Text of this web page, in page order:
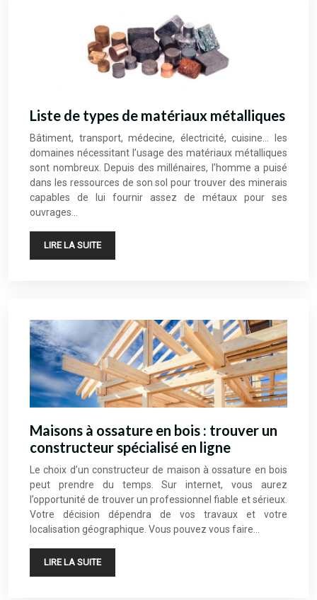
Liste de types de matériaux métalliques
Bâtiment, transport, médecine, électricité, cuisine… les
domaines nécessitant l’usage des matériaux métalliques
sont nombreux. Depuis des millénaires, l’homme a puisé
dans les ressources de son sol pour trouver des minerais
capables de lui fournir assez de métaux pour ses
ouvrages…
LIRE LA SUITE
Maisons à ossature en bois : trouver un
constructeur spécialisé en ligne
Le choix d’un constructeur de maison à ossature en bois
peut prendre du temps. Sur internet, vous aurez
l’opportunité de trouver un professionnel fiable et sérieux.
Votre décision dépendra de vos travaux et votre
localisation géographique. Vous pouvez vous faire…
LIRE LA SUITE